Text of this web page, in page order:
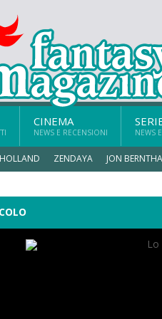
CINEMA
NEWS E RECENSIONI NEWS
ZENDAYA JON